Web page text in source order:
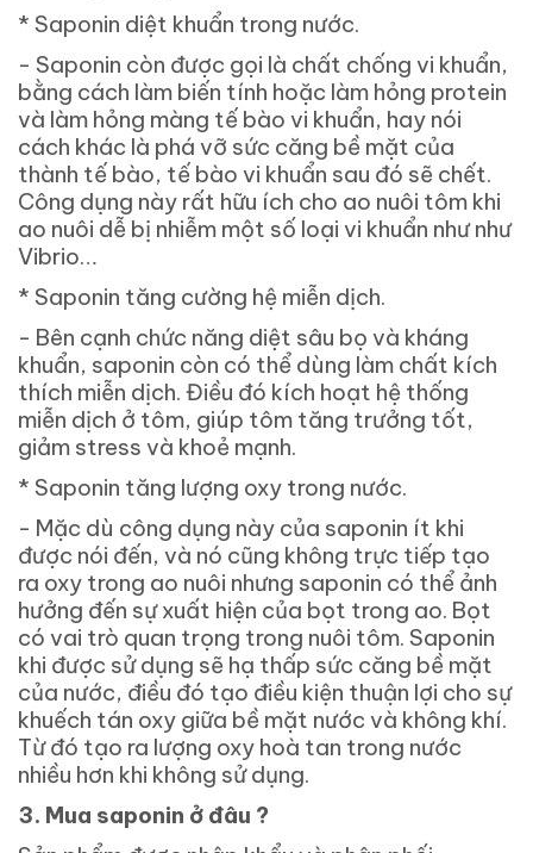
* Saponin diệt khuẩn trong nước.
- Saponin còn được gọi là chất chống vi khuẩn,
bằng cách làm biến tính hoặc làm hỏng protein
và làm hỏng màng tế bào vi khuẩn, hay nói
cách khác là phá vỡ sức căng bề mặt của
thành tế bào, tế bào vi khuẩn sau đó sẽ chết.
Công dụng này rất hữu ích cho ao nuôi tôm khi
ao nuôi dễ bị nhiễm một số loại vi khuẩn như như
Vibrio…
* Saponin tăng cường hệ miễn dịch.
- Bên cạnh chức năng diệt sâu bọ và kháng
khuẩn, saponin còn có thể dùng làm chất kích
thích miễn dịch. Điều đó kích hoạt hệ thống
miễn dịch ở tôm, giúp tôm tăng trưởng tốt,
giảm stress và khoẻ mạnh.
* Saponin tăng lượng oxy trong nước.
- Mặc dù công dụng này của saponin ít khi
được nói đến, và nó cũng không trực tiếp tạo
ra oxy trong ao nuôi nhưng saponin có thể ảnh
hưởng đến sự xuất hiện của bọt trong ao. Bọt
có vai trò quan trọng trong nuôi tôm. Saponin
khi được sử dụng sẽ hạ thấp sức căng bề mặt
của nước, điều đó tạo điều kiện thuận lợi cho sự
khuếch tán oxy giữa bề mặt nước và không khí.
Từ đó tạo ra lượng oxy hoà tan trong nước
nhiều hơn khi không sử dụng.
3. Mua saponin ở đâu ?